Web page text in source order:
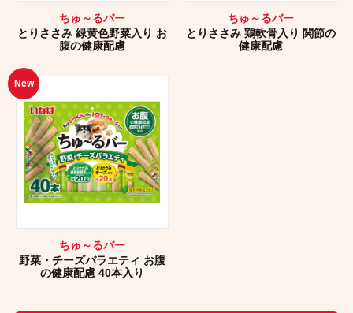
ちゅ～るバー
とりささみ 緑黄色野菜入り お
腹の健康配慮
ちゅ～るバー
とりささみ 鶏軟骨入り 関節の
健康配慮
New
ちゅ～るバー
野菜・チーズバラエティ お腹
の健康配慮 40本入り